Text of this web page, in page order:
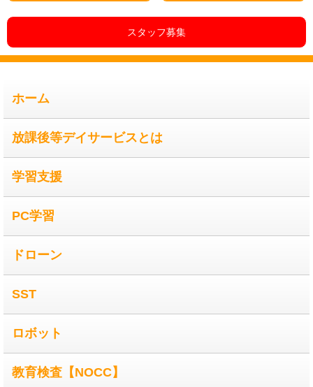
スタッフ募集
ホーム
放課後等デイサービスとは
学習支援
PC学習
ドローン
SST
ロボット
教育検査【NOCC】